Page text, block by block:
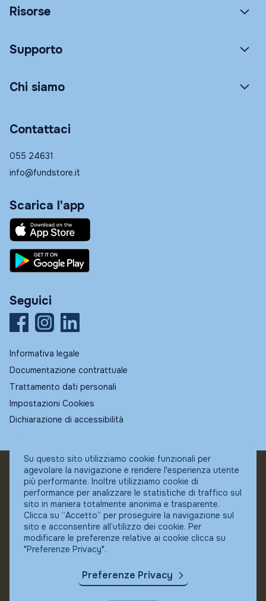
Risorse
Supporto
Chi siamo
Contattaci
055 24631
info@fundstore.it
Scarica l'app
Seguici
Informativa legale
Documentazione contrattuale
Trattamento dati personali
Impostazioni Cookies
Dichiarazione di accessibilità
© Fundstore
Collocatore autorizzato:
Banca Ifigest SpA
P.Iva: 04337180485
Su questo sito utilizziamo cookie funzionali per
agevolare la navigazione e rendere l'esperienza utente
più performante. Inoltre utilizziamo cookie di
performance per analizzare le statistiche di traffico sul
sito in maniera totalmente anonima e trasparente.
Clicca su “Accetto” per proseguire la navigazione sul
sito e acconsentire all’utilizzo dei cookie. Per
modificare le preferenze relative ai cookie clicca su
"Preferenze Privacy".
Preferenze Privacy